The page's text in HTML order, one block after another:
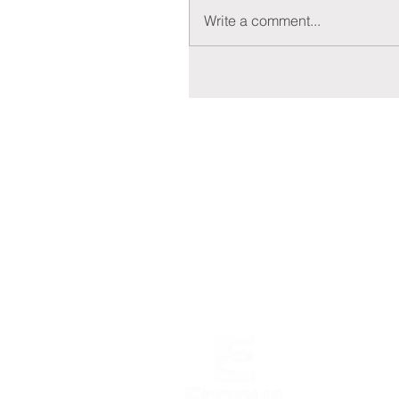
Write a comment...